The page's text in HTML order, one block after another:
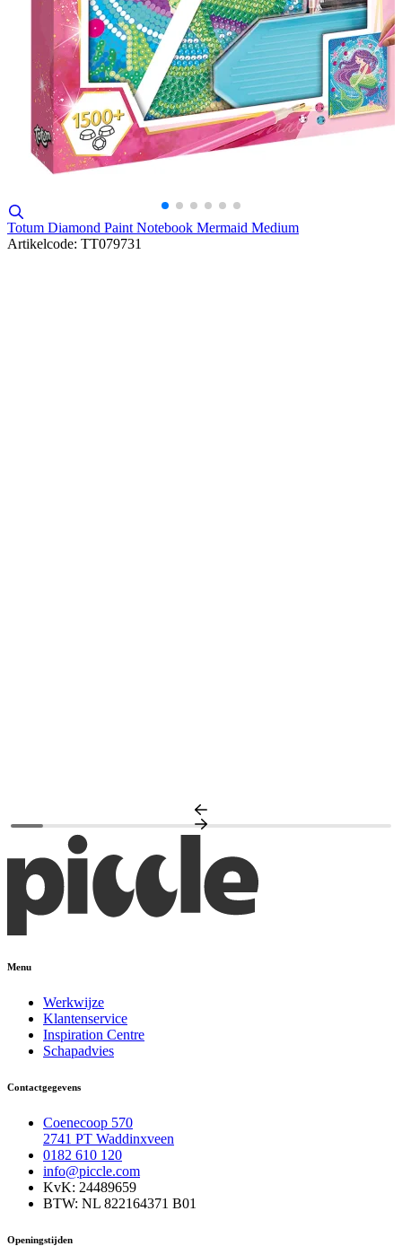
Totum Diamond Paint Notebook Mermaid Medium
Artikelcode: TT079731
Menu
Werkwijze
Klantenservice
Inspiration Centre
Schapadvies
Contactgegevens
Coenecoop 570
2741 PT Waddinxveen
0182 610 120
info@piccle.com
KvK: 24489659
BTW: NL 822164371 B01
Openingstijden